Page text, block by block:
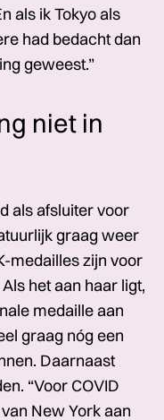
als ik Tokyo als
had bedacht dan
geweest.”
niet in
als afsluiter voor
graag weer
medailles zijn voor
het aan haar ligt,
medaille aan
graag nóg een
Daarnaast
“Voor COVID
New York aan